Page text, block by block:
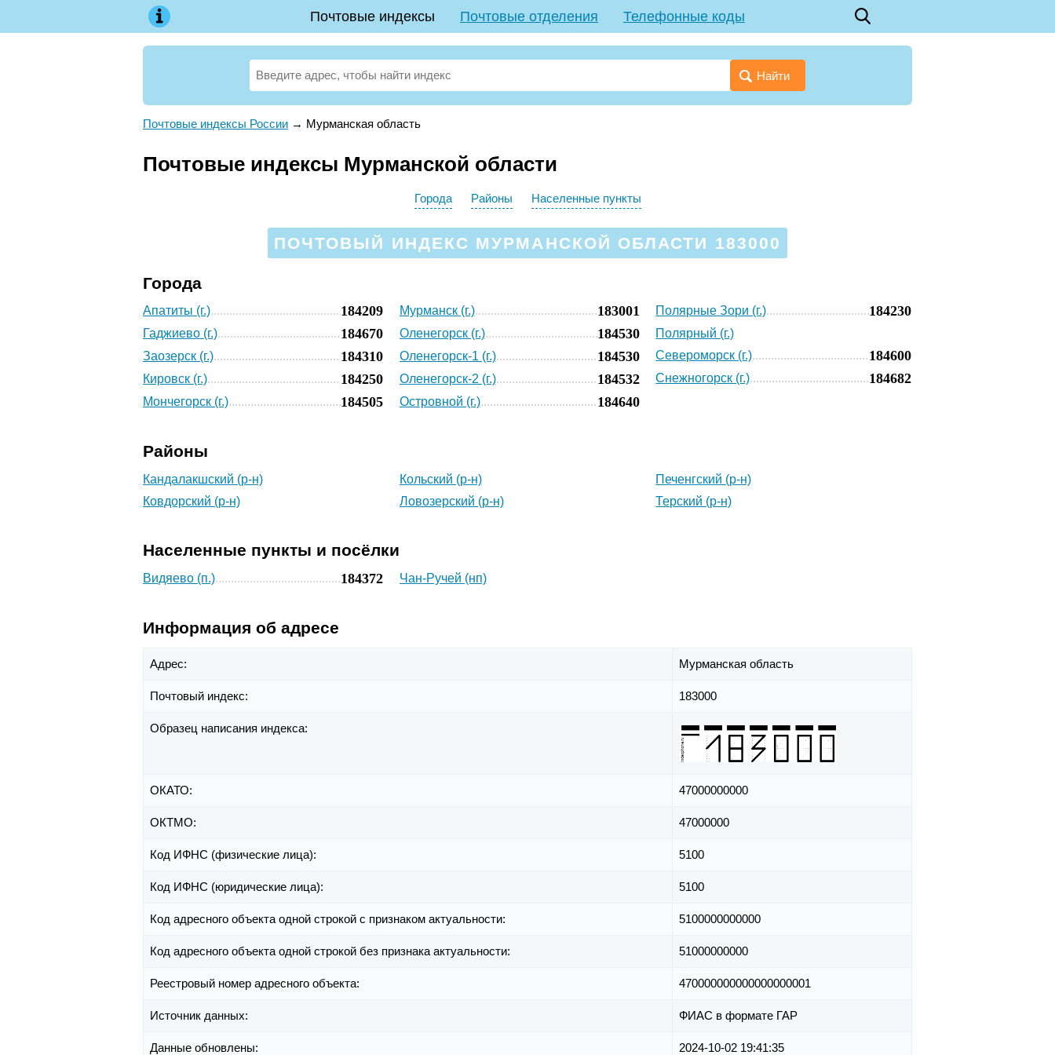
Почтовые индексы Почтовые отделения Телефонные коды
Найти
Почтовые индексы России → Мурманская область
Почтовые индексы Мурманской области
Города Районы Населенные пункты
ПОЧТОВЫЙ ИНДЕКС МУРМАНСКОЙ ОБЛАСТИ 183000
Города
Апатиты (г.) 184209
Гаджиево (г.) 184670
Заозерск (г.) 184310
Кировск (г.) 184250
Мончегорск (г.) 184505
Мурманск (г.) 183001
Оленегорск (г.) 184530
Оленегорск-1 (г.) 184530
Оленегорск-2 (г.) 184532
Островной (г.) 184640
Полярные Зори (г.) 184230
Полярный (г.)
Североморск (г.)
184600
Снежногорск (г.) 184682
Районы
Кандалакшский (р-н)
Ковдорский (р-н)
Кольский (р-н)
Ловозерский (р-н)
Печенгский (р-н)
Терский (р-н)
Населенные пункты и посёлки
Видяево (п.) 184372 Чан-Ручей (нп)
Информация об адресе
Адрес: Мурманская область
Почтовый индекс: 183000
Образец написания индекса:
ОКАТО: 47000000000
ОКТМО: 47000000
Код ИФНС (физические лица): 5100
Код ИФНС (юридические лица): 5100
Код адресного объекта одной строкой с признаком актуальности: 5100000000000
Код адресного объекта одной строкой без признака актуальности: 51000000000
Реестровый номер адресного объекта: 470000000000000000001
Источник данных: ФИАС в формате ГАР
Данные обновлены: 2024-10-02 19:41:35